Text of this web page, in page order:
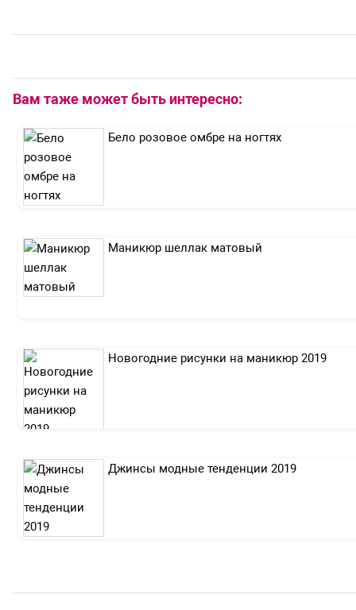
Вам таже может быть интересно:
Бело розовое омбре на ногтях
Маникюр шеллак матовый
Новогодние рисунки на маникюр 2019
Джинсы модные тенденции 2019